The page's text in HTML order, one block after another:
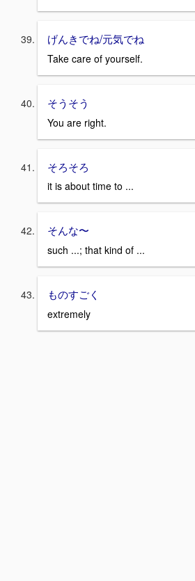
げんきでね/元気でね
Take care of yourself.
そうそう
You are right.
そろそろ
it is about time to ...
そんな〜
such ...; that kind of ...
ものすごく
extremely